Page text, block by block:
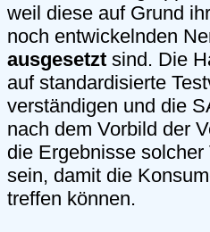
weil diese auf Grund
noch entwickelnden
ausgesetzt sind. Die
auf standardisierte
verständigen und die
nach dem Vorbild der
die Ergebnisse
sein, damit die
treffen können.